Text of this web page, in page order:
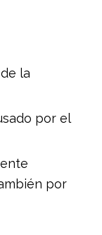
la
por el
por